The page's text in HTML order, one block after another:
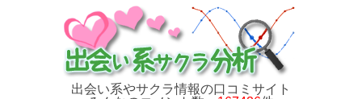
出会い系やサクラ情報の口コミサイト